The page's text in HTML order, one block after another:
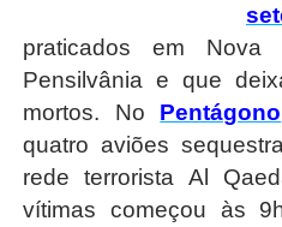
praticados em Nova
Pensilvânia e que
mortos. No Pentágono
quatro aviões
rede terrorista Al
vítimas começou às